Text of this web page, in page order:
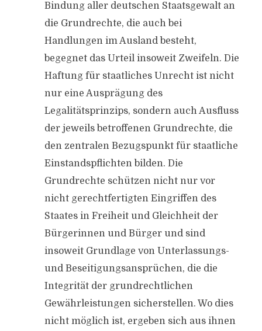
Bindung aller deutschen Staatsgewalt an
die Grundrechte, die auch bei
Handlungen im Ausland besteht,
begegnet das Urteil insoweit Zweifeln. Die
Haftung für staatliches Unrecht ist nicht
nur eine Ausprägung des
Legalitätsprinzips, sondern auch Ausfluss
der jeweils betroffenen Grundrechte, die
den zentralen Bezugspunkt für staatliche
Einstandspflichten bilden. Die
Grundrechte schützen nicht nur vor
nicht gerechtfertigten Eingriffen des
Staates in Freiheit und Gleichheit der
Bürgerinnen und Bürger und sind
insoweit Grundlage von Unterlassungs-
und Beseitigungsansprüchen, die die
Integrität der grundrechtlichen
Gewährleistungen sicherstellen. Wo dies
nicht möglich ist, ergeben sich aus ihnen